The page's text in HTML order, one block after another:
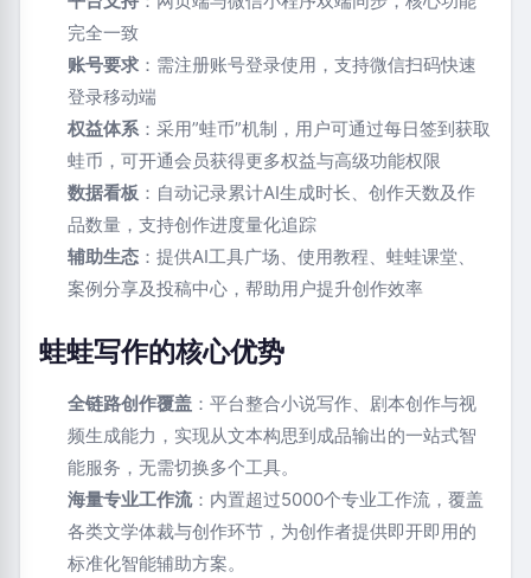
完全一致
账号要求 ：需注册账号登录使用，支持微信扫码快速
登录移动端
权益体系 ：采用”蛙币”机制，用户可通过每日签到获取
蛙币，可开通会员获得更多权益与高级功能权限
数据看板 ：自动记录累计AI生成时长、创作天数及作
品数量，支持创作进度量化追踪
辅助生态 ：提供AI工具广场、使用教程、蛙蛙课堂、
案例分享及投稿中心，帮助用户提升创作效率
蛙蛙写作的核心优势
全链路创作覆盖 ：平台整合小说写作、剧本创作与视
频生成能力，实现从文本构思到成品输出的一站式智
能服务，无需切换多个工具。
海量专业工作流：内置超过5000个专业工作流，覆盖
各类文学体裁与创作环节，为创作者提供即开即用的
标准化智能辅助方案。